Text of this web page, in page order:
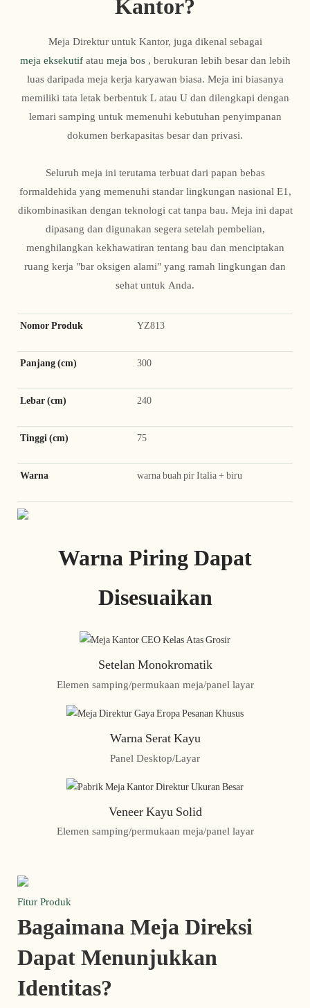
Kantor?
Meja Direktur untuk Kantor, juga dikenal sebagai
meja eksekutifatau meja bos, berukuran lebih besar dan lebih
luas daripada meja kerja karyawan biasa. Meja ini biasanya
memiliki tata letak berbentuk L atau U dan dilengkapi dengan
lemari samping untuk memenuhi kebutuhan penyimpanan
dokumen berkapasitas besar dan privasi.
Seluruh meja ini terutama terbuat dari papan bebas
formaldehida yang memenuhi standar lingkungan nasional E1,
dikombinasikan dengan teknologi cat tanpa bau. Meja ini dapat
dipasang dan digunakan segera setelah pembelian,
menghilangkan kekhawatiran tentang bau dan menciptakan
ruang kerja "bar oksigen alami" yang ramah lingkungan dan
sehat untuk Anda.
Nomor Produk YZ813
Panjang (cm) 300
Lebar (cm) 240
Tinggi (cm) 75
Warna warna buah pir Italia + biru
Warna Piring Dapat
Disesuaikan
Setelan Monokromatik
Elemen samping/permukaan meja/panel layar
Warna Serat Kayu
Panel Desktop/Layar
Veneer Kayu Solid
Elemen samping/permukaan meja/panel layar
Fitur Produk
Bagaimana Meja Direksi
Dapat Menunjukkan
Identitas?